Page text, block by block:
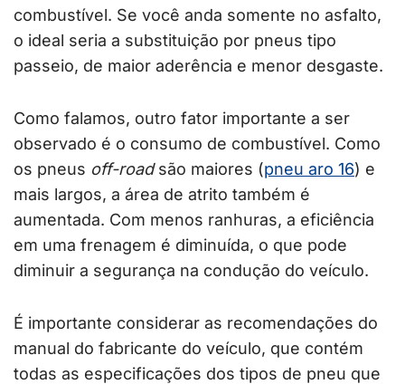
combustível. Se você anda somente no asfalto,
o ideal seria a substituição por pneus tipo
passeio, de maior aderência e menor desgaste.
Como falamos, outro fator importante a ser
observado é o consumo de combustível. Como
os pneus off-roadsão maiores (pneu aro 16) e
mais largos, a área de atrito também é
aumentada. Com menos ranhuras, a eficiência
em uma frenagem é diminuída, o que pode
diminuir a segurança na condução do veículo.
É importante considerar as recomendações do
manual do fabricante do veículo, que contém
todas as especificações dos tipos de pneu que